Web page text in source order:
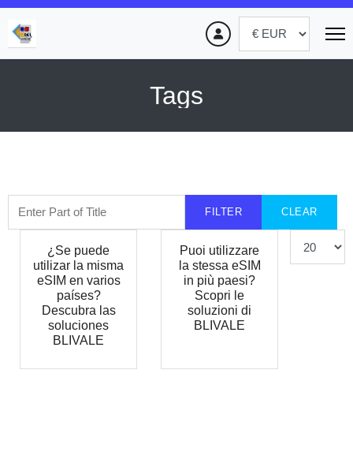
Tags
FILTER CLEAR
¿Se puede
utilizar la misma
eSIM en varios
países?
Descubra las
soluciones
BLIVALE
Puoi utilizzare
la stessa eSIM
in più paesi?
Scopri le
soluzioni di
BLIVALE